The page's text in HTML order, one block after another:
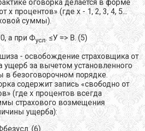
оговорка делается в форме
х процентов» (где х - 1, 2, 3, 4, 5...
суммы).
а при Фусл. ≤У => В. (5)
- освобождение страховщика от
ущерб за вычетом установленного
безоговорочном порядке.
содержит запись «свободно от
(где х процентов всегда
страхового возмещения
ущерба):
(6)